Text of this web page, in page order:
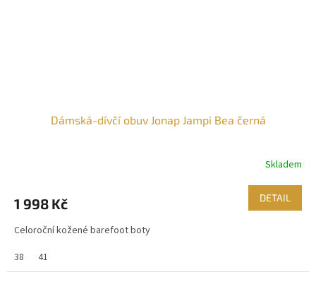
Dámská-dívčí obuv Jonap Jampi Bea černá
Skladem
1 998 Kč DETAIL
Celoroční kožené barefoot boty
38
41